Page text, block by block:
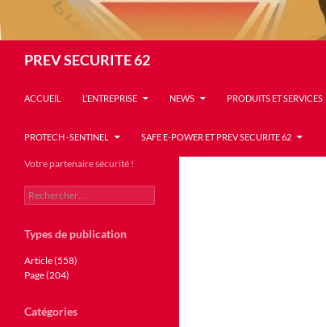
PREV SECURITE 62
ACCUEIL L’ENTREPRISE NEWS PRODUITS ET SERVICES
PROTECH -SENTINEL SAFE E-POWER ET PREV SECURITE 62
Votre partenaire sécurité !
Rechercher :
Types de publication
Article (558)
Page (204)
Catégories